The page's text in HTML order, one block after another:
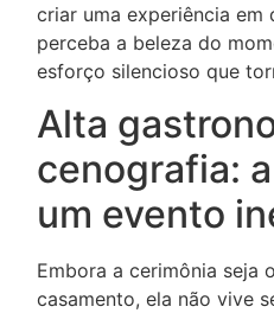
criar uma experiência em
perceba a beleza do
esforço silencioso que
Alta
cenografia:
um evento
Embora a cerimônia seja
casamento, ela não vive